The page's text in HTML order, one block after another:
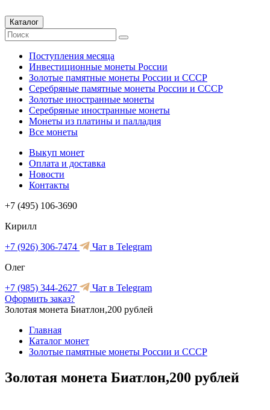
Каталог
Поступления месяца
Инвестиционные монеты России
Золотые памятные монеты России и СССР
Серебряные памятные монеты России и СССР
Золотые иностранные монеты
Серебряные иностранные монеты
Монеты из платины и палладия
Все монеты
Выкуп монет
Оплата и доставка
Новости
Контакты
+7 (495) 106-3690
Кирилл
+7 (926) 306-7474
Чат в Telegram
Олег
+7 (985) 344-2627
Чат в Telegram
Оформить заказ?
Золотая монета Биатлон,200 рублей
Главная
Каталог монет
Золотые памятные монеты России и СССР
Золотая монета Биатлон,200 рублей